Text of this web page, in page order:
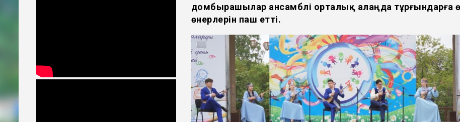
домбырашылар ансамблі орталық алаңда тұрғындарға
өнерлерін паш етті.